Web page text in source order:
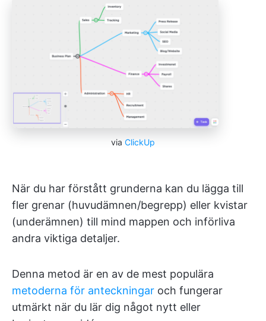
via ClickUp
När du har förstått grunderna kan du lägga till
fler grenar (huvudämnen/begrepp) eller kvistar
(underämnen) till mind mappen och införliva
andra viktiga detaljer.
Denna metod är en av de mest populära
metoderna för anteckningar och fungerar
utmärkt när du lär dig något nytt eller